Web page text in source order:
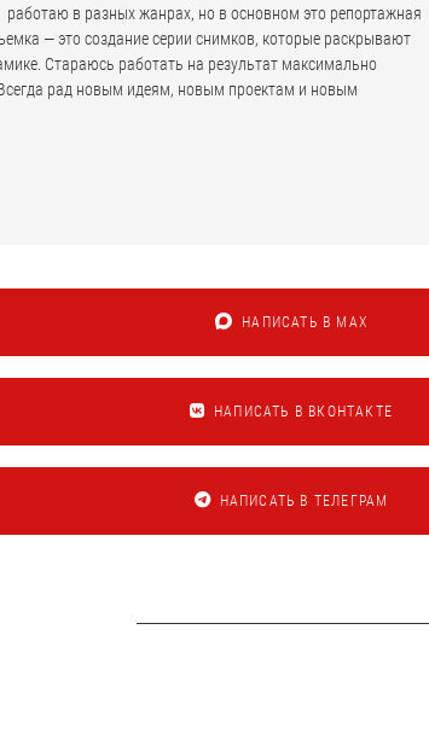
в разных жанрах, но в основном это репортажная
— это создание серии снимков, которые раскрывают
Стараюсь работать на результат максимально
рад новым идеям, новым проектам и новым
НАПИСАТЬ В MAX
НАПИСАТЬ В ВКОНТАКТЕ
НАПИСАТЬ В ТЕЛЕГРАМ